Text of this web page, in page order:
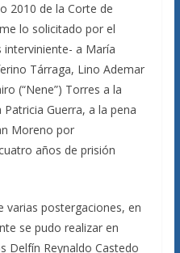
2010 de la Corte de
lo solicitado por el
interviniente- a María
Tárraga, Lino Ademar
(“Nene”) Torres a la
Guerra, a la pena
Moreno por
años de prisión
varias postergaciones, en
se pudo realizar en
Delfín Reynaldo Castedo